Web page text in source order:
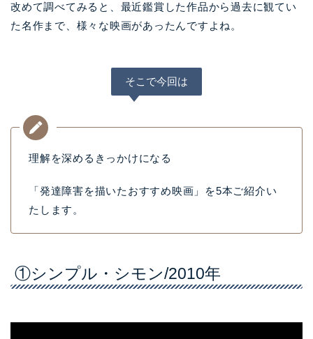
改めて調べてみると、最近鑑賞した作品から過去に観てい
た名作まで、様々な映画があったんですよね。
そこで今回は
理解を深めるきっかけになる
「発達障害を描いたおすすめ映画」を5本ご紹介い
たします。
①シンプル・シモン/2010年